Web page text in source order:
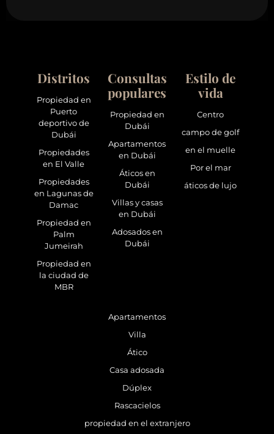
Distritos
Propiedad en
Puerto
deportivo de
Dubái
Propiedades
en El Valle
Propiedades
en Lagunas de
Damac
Propiedad en
Palm
Jumeirah
Propiedad en
la ciudad de
MBR
Consultas
populares
Propiedad en
Dubái
Apartamentos
en Dubái
Áticos en
Dubái
Villas y casas
en Dubái
Adosados en
Dubái
Estilo de
vida
Centro
campo de golf
en el muelle
Por el mar
áticos de lujo
Apartamentos
Villa
Ático
Casa adosada
Dúplex
Rascacielos
propiedad en el extranjero